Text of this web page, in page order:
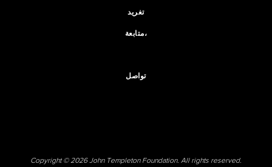
تغريد
متابعة،
تواصل
Copyright © 2026 John Templeton Foundation. All rights reserved.